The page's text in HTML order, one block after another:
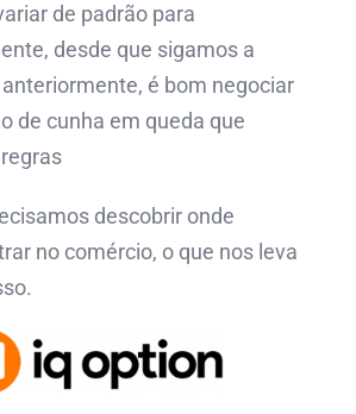
de padrão para
desde que sigamos a
é bom negociar
de cunha em queda que
descobrir onde
no comércio, o que nos leva